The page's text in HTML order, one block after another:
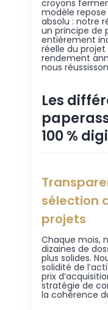
croyons
modèle
absolu : notre
un principe de
entièrement
réelle du
rendement
nous
Les
100 %
sélection
projets
Chaque mois,
dizaines de
plus solides.
solidité de
prix
stratégie de
la cohérence